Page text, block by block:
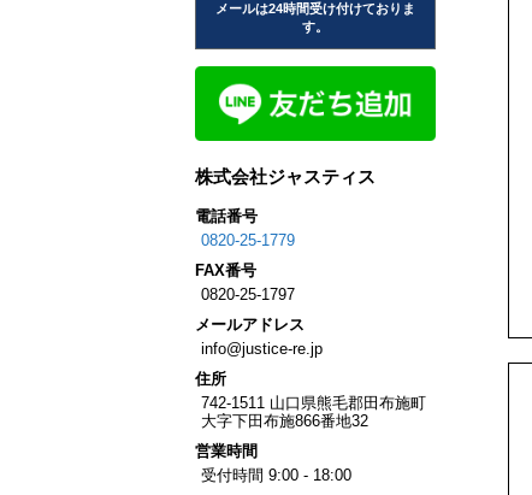
メールは24時間受け付けておりま
す。
株式会社ジャスティス
電話番号
0820-25-1779
FAX番号
0820-25-1797
メールアドレス
info@justice-re.jp
住所
742-1511 山口県熊毛郡田布施町
大字下田布施866番地32
営業時間
受付時間 9:00 - 18:00